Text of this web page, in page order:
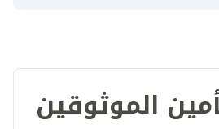
الموثوقين